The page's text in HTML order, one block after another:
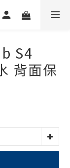
S4
背面保